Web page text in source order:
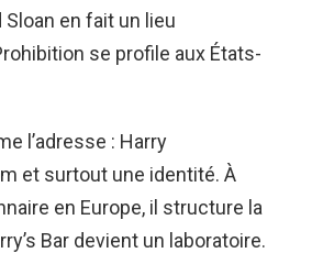
Sloan en fait un lieu
se profile aux États-
l’adresse : Harry
et surtout une identité. À
en Europe, il structure la
Bar devient un laboratoire.